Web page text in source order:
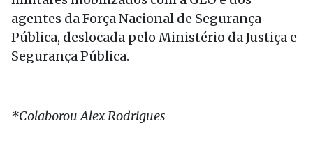
agentes da Força Nacional de Segurança
Pública, deslocada pelo Ministério da Justiça e
Segurança Pública.
*Colaborou Alex Rodrigues